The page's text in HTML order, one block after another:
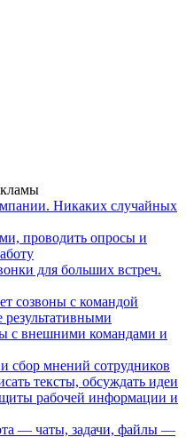
Никаких случайных
проводить опросы и
для больших встреч.
созвоны с командой
результативными
с внешними командами и
сбор мнений сотрудников
тексты, обсуждать идеи
рабочей информации и
— чаты, задачи, файлы —